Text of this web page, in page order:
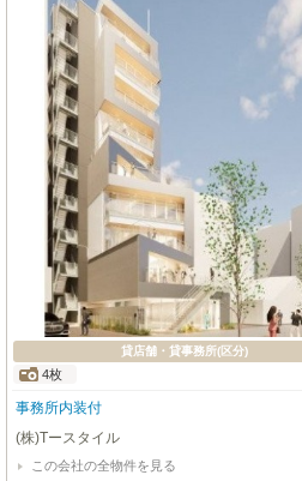
貸店舗・貸事務所(区分)
4枚
事務所内装付
(株)Tースタイル
この会社の全物件を見る